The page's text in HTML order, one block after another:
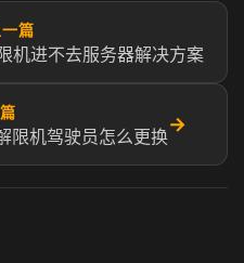
一篇
机进不去服务器解决方案
限机驾驶员怎么更换
→